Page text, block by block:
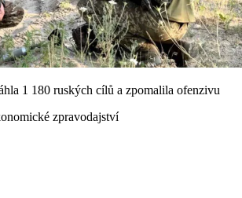
1 180 ruských cílů a zpomalila ofenzivu
zpravodajství